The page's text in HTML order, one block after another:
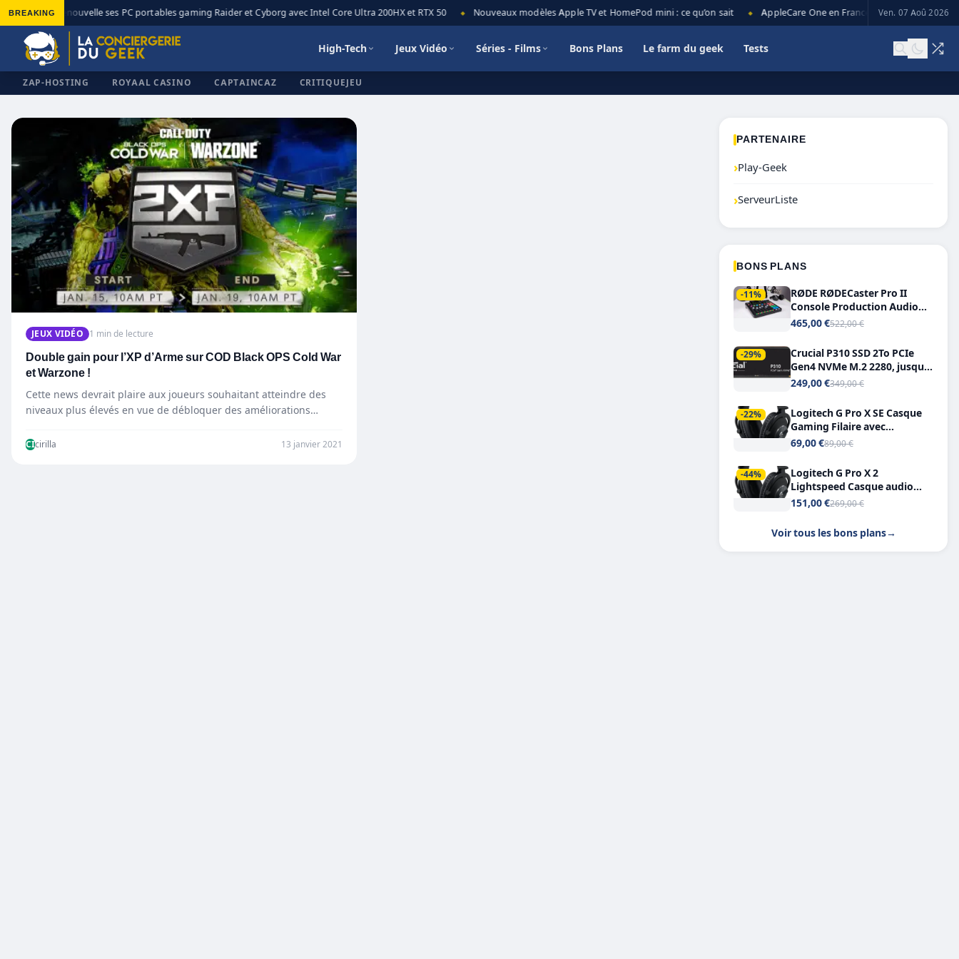
BREAKING
◆ MSI renouvelle ses PC portables gaming Raider et Cyborg avec Intel Core Ultra 200HX et RTX 50 Nouveaux modèles Apple TV et HomePod mini : ce qu’on sait ◆ AppleCare One en France : prix, couverture et
Ven. 07 Aoû 2026
High-Tech Jeux Vidéo Séries - Films Bons Plans Le farm du geek Tests
ZAP-HOSTING ROYAAL CASINO CAPTAINCAZ CRITIQUEJEU
✕
JEUX VIDÉO 1 min de lecture
Double gain pour l’XP d’Arme sur COD Black OPS Cold War
et Warzone !
Cette news devrait plaire aux joueurs souhaitant atteindre des
niveaux plus élevés en vue de débloquer des améliorations…
CIcirilla 13 janvier 2021
PARTENAIRE
›Play-Geek
›ServeurListe
BONS PLANS
-11%
RØDE RØDECaster Pro II
Console Production Audio
Tout-en-Un, Bluetooth et
465,00 €522,00 €
-29%
Crucial P310 SSD 2To PCIe
Gen4 NVMe M.2 2280, jusqu’à
7.100 Mo/s
249,00 €349,00 €
-22%
Logitech G Pro X SE Casque
Gaming Filaire avec
Microphone Micro
7.1
69,00 €89,00 €
-44%
Logitech G Pro X 2
Lightspeed Casque audio
bluetooth
151,00 €269,00 €
Voir tous les bons plans→